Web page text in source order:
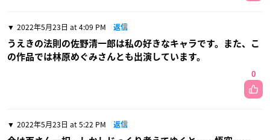
2022年5月23日 at 4:09 PM 返信
うえきの法則の佐野清一郎は私の好きなキャラです。また、こ
の作品では林原めぐみさんとも出演しています。
0
2022年5月23日 at 5:22 PM 返信